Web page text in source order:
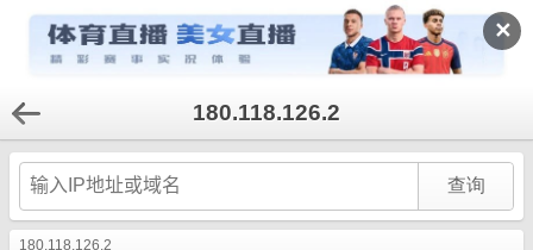
✕
180.118.126.2
180.118.126.2